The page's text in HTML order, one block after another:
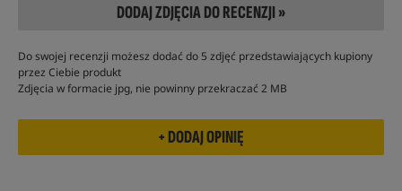
DODAJ ZDJĘCIA DO RECENZJI »
Do swojej recenzji możesz dodać do 5 zdjęć przedstawiających kupiony
przez Ciebie produkt
Zdjęcia w formacie jpg, nie powinny przekraczać 2 MB